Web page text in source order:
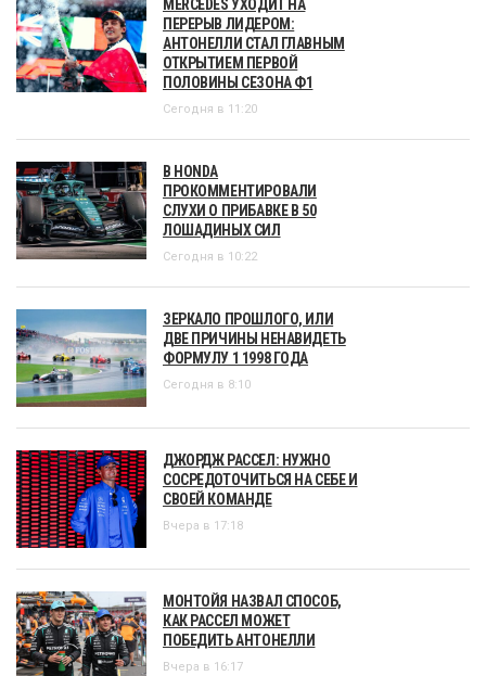
MERCEDES УХОДИТ НА
ПЕРЕРЫВ ЛИДЕРОМ:
АНТОНЕЛЛИ СТАЛ ГЛАВНЫМ
ОТКРЫТИЕМ ПЕРВОЙ
ПОЛОВИНЫ СЕЗОНА Ф1
Сегодня в 11:20
В HONDA
ПРОКОММЕНТИРОВАЛИ
СЛУХИ О ПРИБАВКЕ В 50
ЛОШАДИНЫХ СИЛ
Сегодня в 10:22
ЗЕРКАЛО ПРОШЛОГО, ИЛИ
ДВЕ ПРИЧИНЫ НЕНАВИДЕТЬ
ФОРМУЛУ 1 1998 ГОДА
Сегодня в 8:10
ДЖОРДЖ РАССЕЛ: НУЖНО
СОСРЕДОТОЧИТЬСЯ НА СЕБЕ И
СВОЕЙ КОМАНДЕ
Вчера в 17:18
МОНТОЙЯ НАЗВАЛ СПОСОБ,
КАК РАССЕЛ МОЖЕТ
ПОБЕДИТЬ АНТОНЕЛЛИ
Вчера в 16:17